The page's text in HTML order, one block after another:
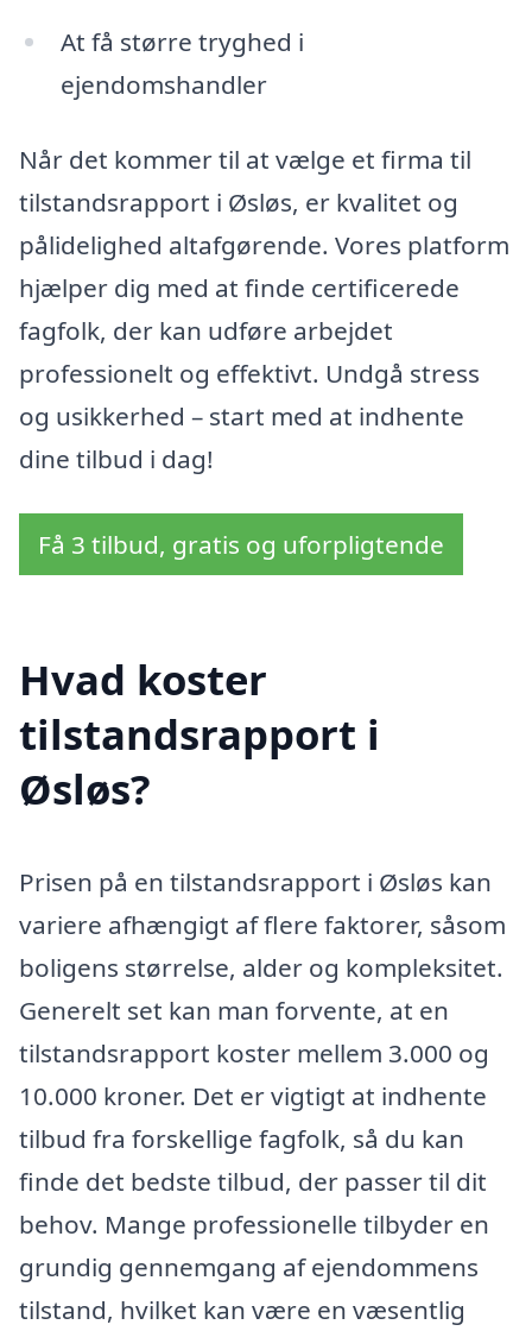
At få større tryghed i
ejendomshandler
Når det kommer til at vælge et firma til
tilstandsrapport i Øsløs, er kvalitet og
pålidelighed altafgørende. Vores platform
hjælper dig med at finde certificerede
fagfolk, der kan udføre arbejdet
professionelt og effektivt. Undgå stress
og usikkerhed – start med at indhente
dine tilbud i dag!
Få 3 tilbud, gratis og uforpligtende
Hvad koster
tilstandsrapport i
Øsløs?
Prisen på en tilstandsrapport i Øsløs kan
variere afhængigt af flere faktorer, såsom
boligens størrelse, alder og kompleksitet.
Generelt set kan man forvente, at en
tilstandsrapport koster mellem 3.000 og
10.000 kroner. Det er vigtigt at indhente
tilbud fra forskellige fagfolk, så du kan
finde det bedste tilbud, der passer til dit
behov. Mange professionelle tilbyder en
grundig gennemgang af ejendommens
tilstand, hvilket kan være en væsentlig